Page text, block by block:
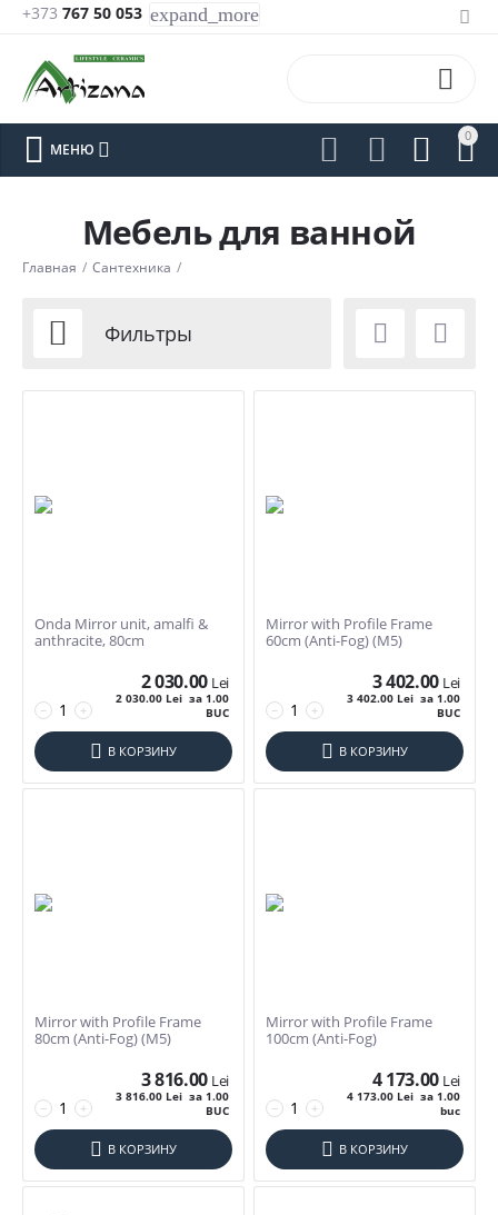
+373 767 50 053 expand_more
0


 

 МЕНЮ 
Фильтры товаров
Цена
Шкафы с умывальником
Назначение мебели для ванной
подвесная
Диапазон Размеров
Мебель для ванной
Главная / Сантехника /
 Фильтры  
Onda Mirror unit, amalfi &
anthracite, 80cm
+
−
2 030.00 Lei
2 030.00 Lei за 1.00
BUC
В КОРЗИНУ
Mirror with Profile Frame
60cm (Anti-Fog) (M5)
+
−
3 402.00 Lei
3 402.00 Lei за 1.00
BUC
В КОРЗИНУ
Mirror with Profile Frame
80cm (Anti-Fog) (M5)
+
−
3 816.00 Lei
3 816.00 Lei за 1.00
BUC
В КОРЗИНУ
Mirror with Profile Frame
100cm (Anti-Fog)
+
−
4 173.00 Lei
4 173.00 Lei за 1.00
buc
В КОРЗИНУ